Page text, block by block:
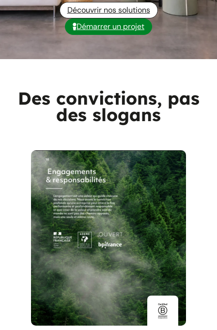
Découvrir nos solutions
Démarrer un projet
Des convictions, pas
des slogans